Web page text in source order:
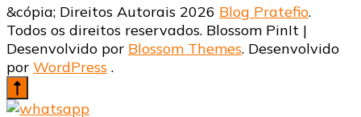
&cópia; Direitos Autorais 2026 Blog Pratefio.
Todos os direitos reservados. Blossom PinIt |
Desenvolvido por Blossom Themes. Desenvolvido
por WordPress .